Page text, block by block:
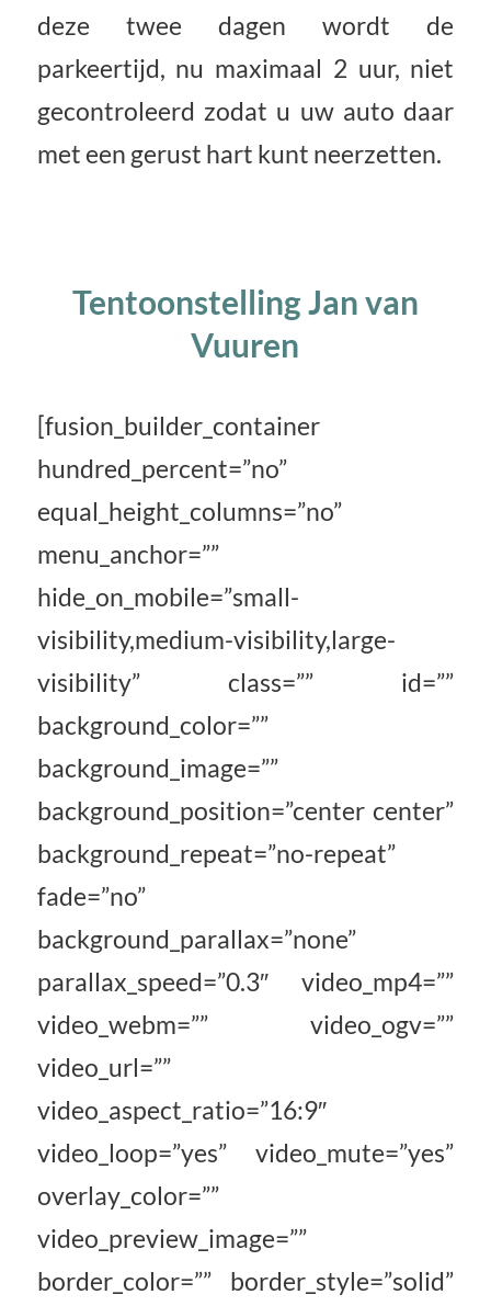
deze twee dagen wordt de
parkeertijd, nu maximaal 2 uur, niet
gecontroleerd zodat u uw auto daar
met een gerust hart kunt neerzetten.
Tentoonstelling Jan van
Vuuren
[fusion_builder_container
hundred_percent=”no”
equal_height_columns=”no”
menu_anchor=””
hide_on_mobile=”small-
visibility,medium-visibility,large-
visibility” class=”” id=””
background_color=””
background_image=””
background_position=”center center”
background_repeat=”no-repeat”
fade=”no”
background_parallax=”none”
parallax_speed=”0.3″ video_mp4=””
video_webm=”” video_ogv=””
video_url=””
video_aspect_ratio=”16:9″
video_loop=”yes” video_mute=”yes”
overlay_color=””
video_preview_image=””
border_color=”” border_style=”solid”